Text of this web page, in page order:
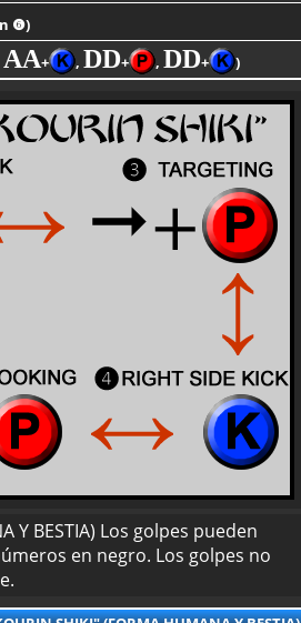
❻)
AA+ , DD+ , DD+ )
Y BESTIA) Los golpes pueden
en negro. Los golpes no